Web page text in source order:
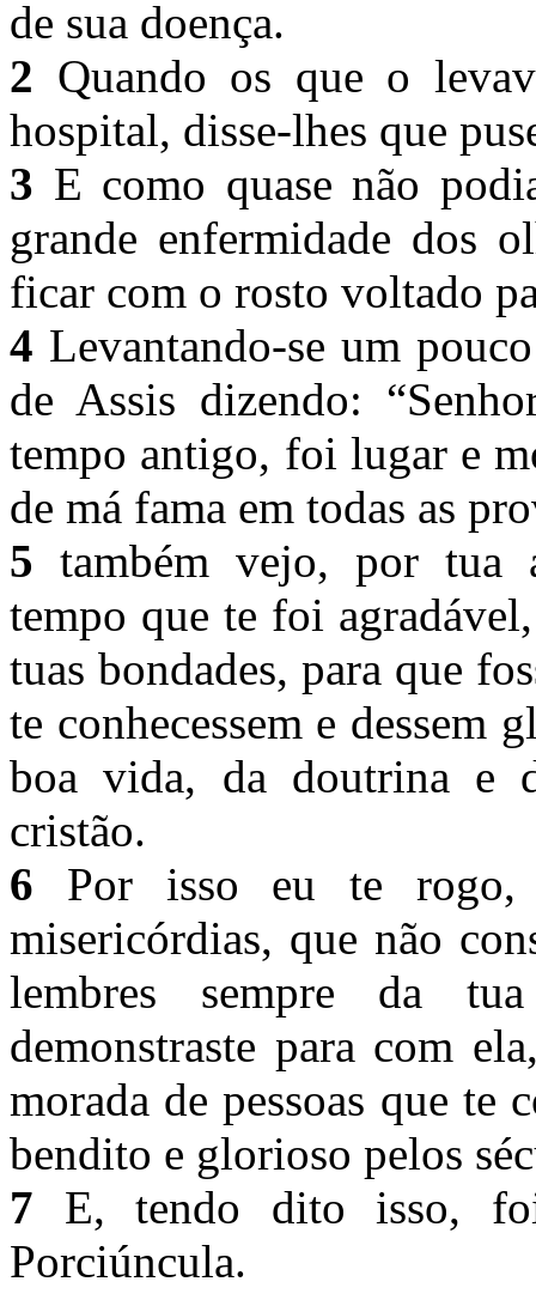
de sua doença.
2 Quando os que o
hospital, disse-lhes que
3 E como quase não
grande enfermidade dos
ficar com o rosto voltado
4 Levantando-se um
de Assis dizendo:
tempo antigo, foi lugar e
de má fama em todas as
5 também vejo, por tua
tempo que te foi
tuas bondades, para que
te conhecessem e dessem
boa vida, da doutrina e
cristão.
6 Por isso eu te rogo,
misericórdias, que não
lembres sempre da
demonstraste para com
morada de pessoas que te
bendito e glorioso pelos
7 E, tendo dito isso,
Porciúncula.